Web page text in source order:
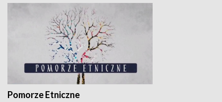
Pomorze Etniczne